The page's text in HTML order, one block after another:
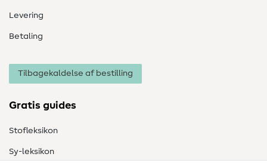
Levering
Betaling
Tilbagekaldelse af bestilling
Gratis guides
Stofleksikon
Sy-leksikon